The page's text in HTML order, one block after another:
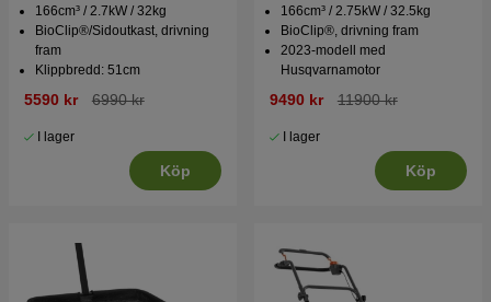
166cm³ / 2.7kW / 32kg
BioClip®/Sidoutkast, drivning
fram
Klippbredd: 51cm
5590 kr 6990 kr
I lager
Köp
166cm³ / 2.75kW / 32.5kg
BioClip®, drivning fram
2023-modell med
Husqvarnamotor
9490 kr 11900 kr
I lager
Köp